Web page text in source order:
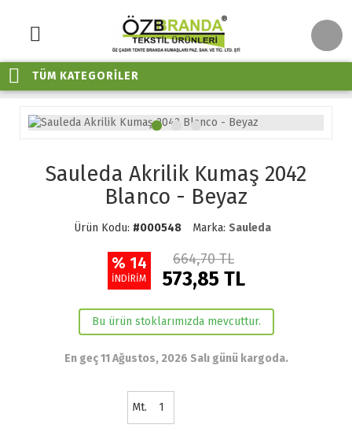
TÜM KATEGORİLER
Sauleda Akrilik Kumaş 2042
Blanco - Beyaz
Ürün Kodu: #000548 Marka: Sauleda
% 14
İNDİRİM
664,70 TL
573,85 TL
Bu ürün stoklarımızda mevcuttur.
En geç 11 Ağustos, 2026 Salı günü kargoda.
Mt.